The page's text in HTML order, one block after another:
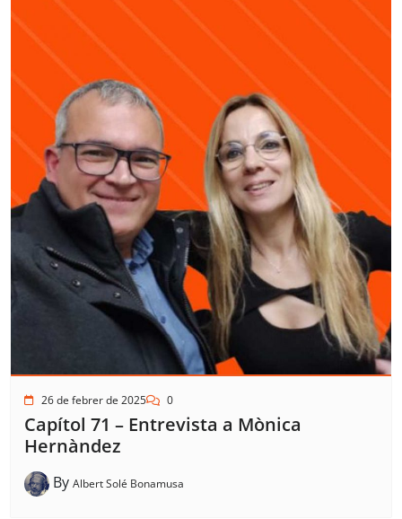
26 de febrer de 2025 0
Capítol 71 – Entrevista a Mònica
Hernàndez
By Albert Solé Bonamusa